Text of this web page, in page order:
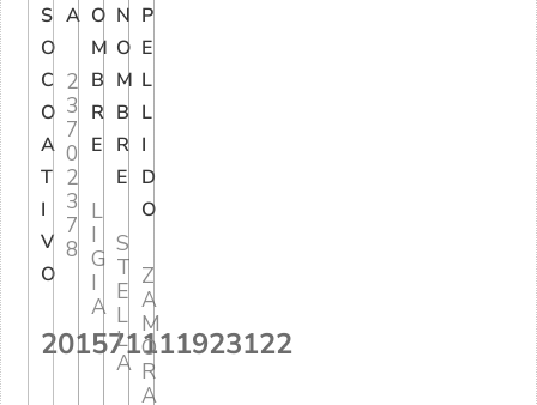
S
O
C
O
A
T
I
V
O
201571111923122
A
2
3
7
0
2
3
7
8
O
M
B
R
E
L
I
G
I
A
N
O
M
B
R
E
S
T
E
L
L
A
P
E
L
L
I
D
O
Z
A
M
O
R
A